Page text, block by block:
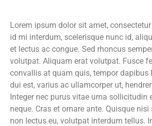
Lorem ipsum dolor sit amet,
id mi interdum, scelerisque nunc id,
et lectus ac congue. Sed rhoncus
volutpat. Aliquam erat volutpat. Fusce
convallis at quam quis, tempor dapibus
dui est, varius ac ullamcorper ut,
Integer nec purus vitae urna sollicitudin
neque. Cras et ornare ante. Quisque
non lectus eu, volutpat interdum tellus.